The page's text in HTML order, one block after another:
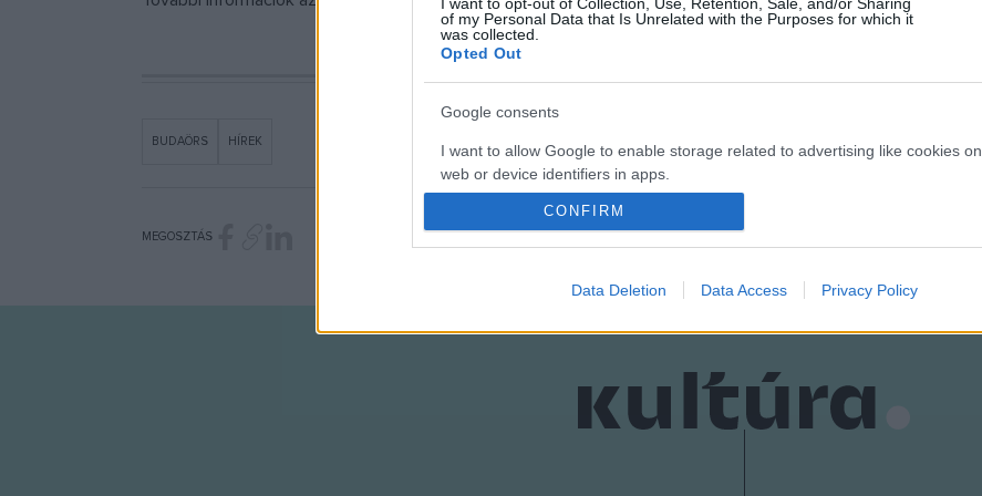
I want to opt-out of Collection, Use, Retention, Sale, and/or Sharing
of my Personal Data that Is Unrelated with the Purposes for which it
was collected.
Opted Out
Google consents
I want to allow Google to enable storage related to advertising like cookies on
web or device identifiers in apps.
I want to allow my user data to be sent to Google for online advertising
purposes.
I want to allow Google to send me personalized advertising.
I want to allow Google to enable storage related to functionality of the website
CONFIRM
Data Deletion Data Access Privacy Policy
BUDAÖRS HÍREK
MEGOSZTÁS